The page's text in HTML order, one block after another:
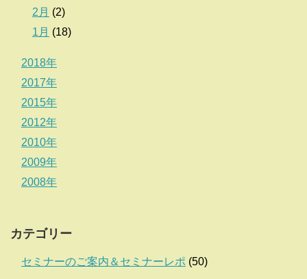
2月 (2)
1月 (18)
2018年
2017年
2015年
2012年
2010年
2009年
2008年
カテゴリー
セミナーのご案内＆セミナーレポ (50)